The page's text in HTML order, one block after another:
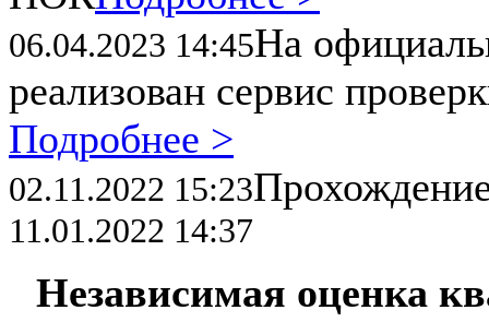
06.04.2023 14:45На
реализован сервис
Подробнее >
02.11.2022 15:23
11.01.2022 14:37
Независимая оценка